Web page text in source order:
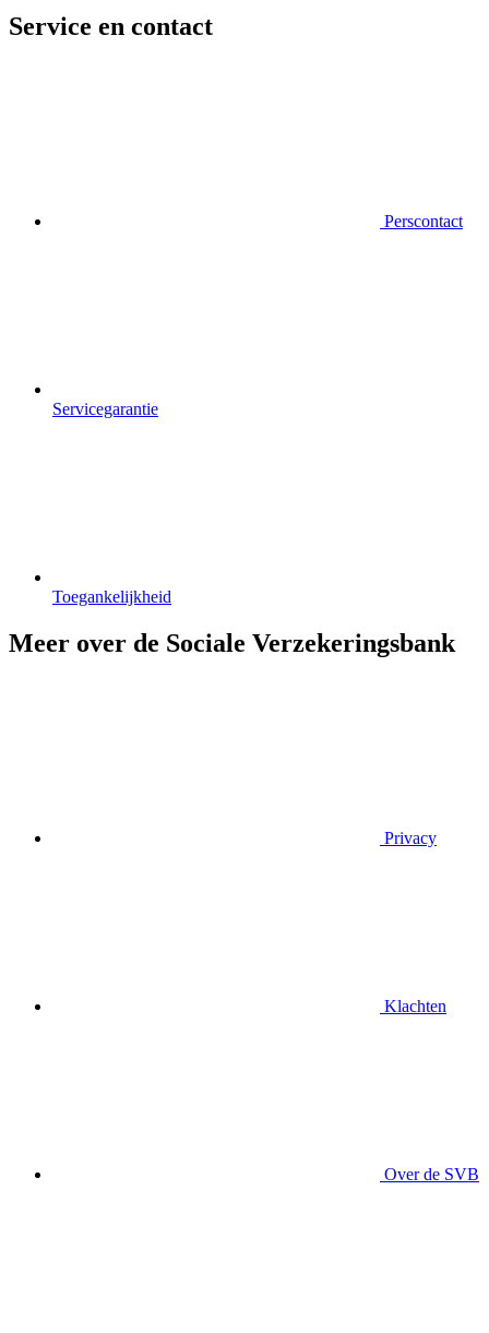
Service en contact
Perscontact
Servicegarantie
Toegankelijkheid
Meer over de Sociale Verzekeringsbank
Privacy
Klachten
Over de SVB